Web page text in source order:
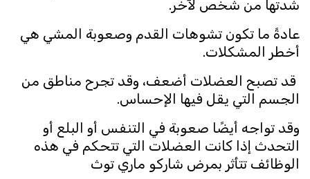
شدتها من شخص لآخر.
عادةً ما تكون تشوهات القدم وصعوبة المشي هي
أخطر المشكلات.
قد تصبح العضلات أضعف، وقد تجرح مناطق من
الجسم التي يقل فيها الإحساس.
وقد تواجه أيضًا صعوبة في التنفس أو البلع أو
التحدث إذا كانت العضلات التي تتحكم في هذه
الوظائف تتأثر بمرض شاركو ماري توث